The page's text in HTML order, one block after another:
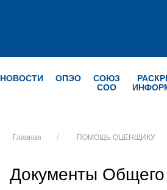
НОВОСТИ ОПЭО СОЮЗ
СОО
Главная ПОМОЩЬ ОЦЕНЩИКУ
Документы